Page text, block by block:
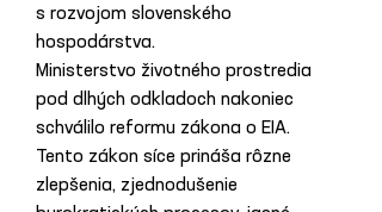
s rozvojom slovenského
hospodárstva.
Ministerstvo životného prostredia
pod dlhých odkladoch nakoniec
schválilo reformu zákona o EIA.
Tento zákon síce prináša rôzne
zlepšenia, zjednodušenie